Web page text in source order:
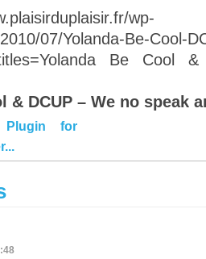
wp-
07/Yolanda-Be-Cool-
Be Cool
& DCUP – We no speak